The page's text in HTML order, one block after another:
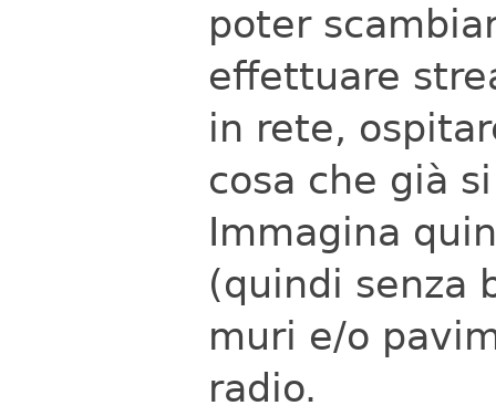
poter
effettuare
in rete,
cosa che già
Immagina
(quindi senza
muri e/o
radio.